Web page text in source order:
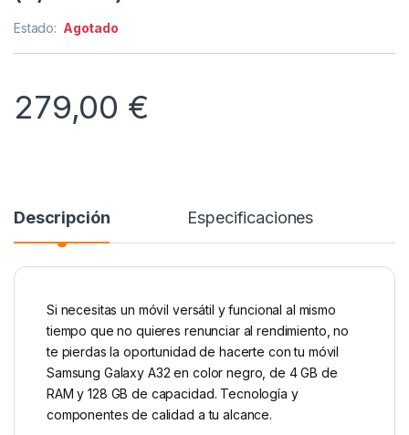
Estado: Agotado
279,00 €
Descripción Especificaciones
Si necesitas un móvil versátil y funcional al mismo
tiempo que no quieres renunciar al rendimiento, no
te pierdas la oportunidad de hacerte con tu móvil
Samsung Galaxy A32 en color negro, de 4 GB de
RAM y 128 GB de capacidad. Tecnología y
componentes de calidad a tu alcance.